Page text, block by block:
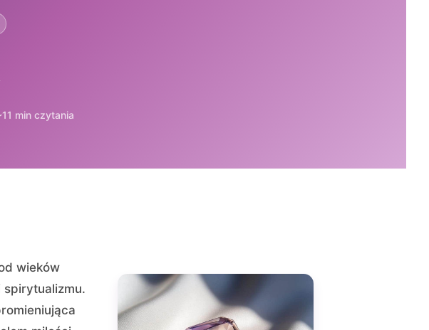
min czytania
wieków
spirytualizmu.